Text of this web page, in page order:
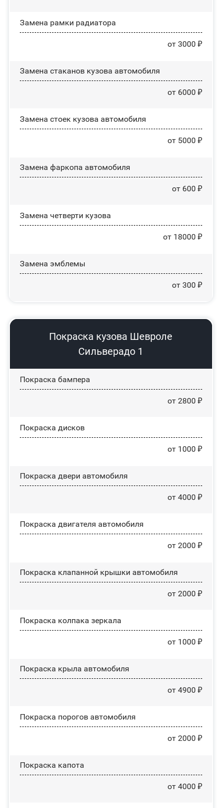
Замена рамки радиатора
от 3000 ₽
Замена стаканов кузова автомобиля
от 6000 ₽
Замена стоек кузова автомобиля
от 5000 ₽
Замена фаркопа автомобиля
от 600 ₽
Замена четверти кузова
от 18000 ₽
Замена эмблемы
от 300 ₽
Покраска кузова Шевроле
Сильверадо 1
Покраска бампера
от 2800 ₽
Покраска дисков
от 1000 ₽
Покраска двери автомобиля
от 4000 ₽
Покраска двигателя автомобиля
от 2000 ₽
Покраска клапанной крышки автомобиля
от 2000 ₽
Покраска колпака зеркала
от 1000 ₽
Покраска крыла автомобиля
от 4900 ₽
Покраска порогов автомобиля
от 2000 ₽
Покраска капота
от 4000 ₽